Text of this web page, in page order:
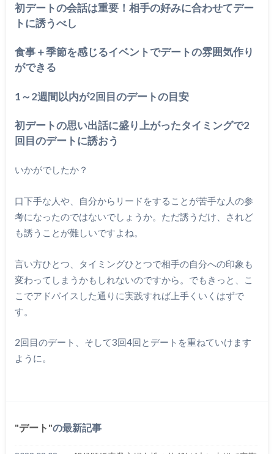
初デートの会話は重要！相手の好みに合わせてデー
トに誘うべし
食事＋季節を感じるイベントでデートの雰囲気作り
ができる
1～2週間以内が2回目のデートの目安
初デートの思い出話に盛り上がったタイミングで2
回目のデートに誘おう
いかがでしたか？
口下手な人や、自分からリードをすることが苦手な人の参
考になったのではないでしょうか。ただ誘うだけ、されど
も誘うことが難しいですよね。
言い方ひとつ、タイミングひとつで相手の自分への印象も
変わってしまうかもしれないのですから。でもきっと、こ
こでアドバイスした通りに実践すれば上手くいくはずで
す。
2回目のデート、そして3回4回とデートを重ねていけます
ように。
デート の最新記事